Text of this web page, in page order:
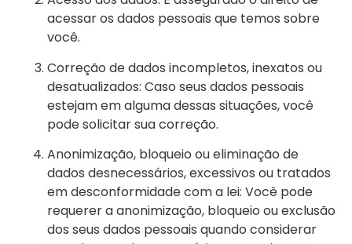
acessar os dados pessoais que temos sobre
você.
Correção de dados incompletos, inexatos ou
desatualizados: Caso seus dados pessoais
estejam em alguma dessas situações, você
pode solicitar sua correção.
Anonimização, bloqueio ou eliminação de
dados desnecessários, excessivos ou tratados
em desconformidade com a lei: Você pode
requerer a anonimização, bloqueio ou exclusão
dos seus dados pessoais quando considerar